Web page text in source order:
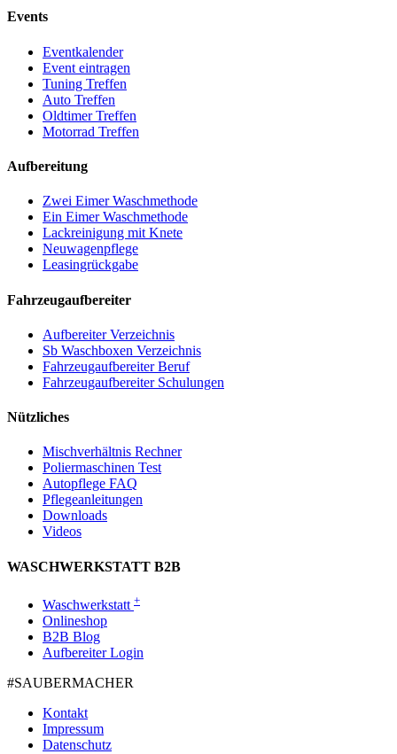
Events
Eventkalender
Event eintragen
Tuning Treffen
Auto Treffen
Oldtimer Treffen
Motorrad Treffen
Aufbereitung
Zwei Eimer Waschmethode
Ein Eimer Waschmethode
Lackreinigung mit Knete
Neuwagenpflege
Leasingrückgabe
Fahrzeugaufbereiter
Aufbereiter Verzeichnis
Sb Waschboxen Verzeichnis
Fahrzeugaufbereiter Beruf
Fahrzeugaufbereiter Schulungen
Nützliches
Mischverhältnis Rechner
Poliermaschinen Test
Autopflege FAQ
Pflegeanleitungen
Downloads
Videos
WASCHWERKSTATT B2B
Waschwerkstatt +
Onlineshop
B2B Blog
Aufbereiter Login
#SAUBER­MACHER
Kontakt
Impressum
Datenschutz